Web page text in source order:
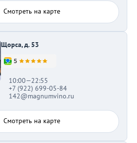
Смотреть на карте
Щорса, д. 53
10:00—22:55
+7 (922) 699-05-84
142@magnumvino.ru
Смотреть на карте